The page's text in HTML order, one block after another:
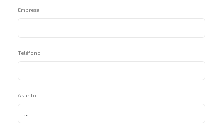
Empresa
Teléfono
Asunto